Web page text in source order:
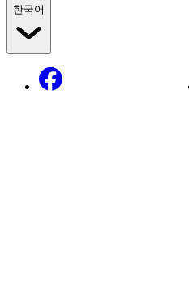
한국어
Facebook